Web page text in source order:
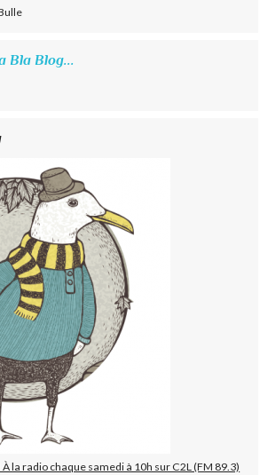
Bla Blog...
la radio chaque samedi à 10h sur C2L (FM 89.3)